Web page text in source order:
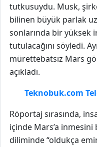
tutkusuydu. Musk,
bilinen büyük parlak
sonlarında bir yüksek
tutulacağını söyledi.
mürettebatsız Mars
açıkladı.
Teknobuk.com
Röportaj sırasında,
içinde Mars’a
diliminde “oldukça